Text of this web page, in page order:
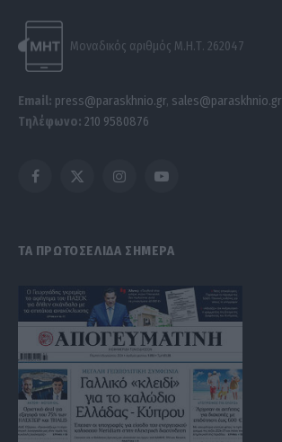
Μοναδικός αριθμός Μ.Η.Τ. 262047
Email: press@paraskhnio.gr, sales@paraskhnio.gr
Τηλέφωνο: 210 9580876
Facebook
X
InstagramYouTube
ΤΑ ΠΡΩΤΟΣΕΛΙΔΑ ΣΗΜΕΡΑ